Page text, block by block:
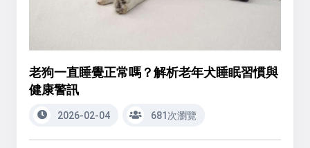
老狗一直睡覺正常嗎？解析老年犬睡眠習慣與
健康警訊
2026-02-04 681次瀏覽